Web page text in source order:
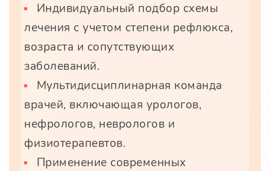
Индивидуальный подбор схемы
лечения с учетом степени рефлюкса,
возраста и сопутствующих
заболеваний.
Мультидисциплинарная команда
врачей, включающая урологов,
нефрологов, неврологов и
физиотерапевтов.
Применение современных